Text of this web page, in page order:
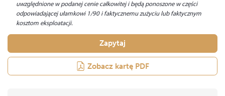
uwzględnione w podanej cenie całkowitej i będą ponoszone w części
odpowiadającej ułamkowi 1/90 i faktycznemu zużyciu lub faktycznym
kosztom eksploatacji.
Zapytaj
Zobacz kartę PDF